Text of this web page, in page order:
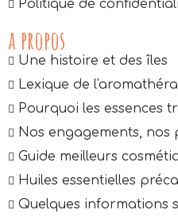
Politique de
a propos
Une histoire et des îles
Lexique de
Pourquoi les essences
Nos engagements, nos
Guide meilleurs
Huiles essentielles
Quelques informations